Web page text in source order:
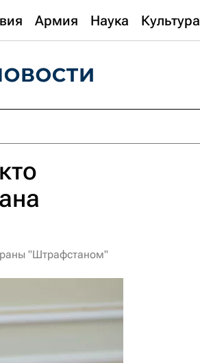
Армия Наука Культура
"Штрафстаном"